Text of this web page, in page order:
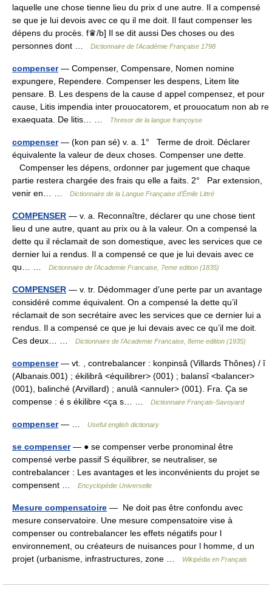
laquelle une chose tienne lieu du prix d une autre. Il a compensé
se que je lui devois avec ce qu il me doit. Il faut compenser les
dépens du procès. f♛/b] Il se dit aussi Des choses ou des
personnes dont …
Dictionnaire de l'Académie Française 1798
compenser— Compenser, Compensare, Nomen nomine
expungere, Rependere. Compenser les despens, Litem lite
pensare. B. Les despens de la cause d appel compensez, et pour
cause, Litis impendia inter prouocatorem, et prouocatum non ab re
exaequata. De litis… …
Thresor de la langue françoyse
compenser— (kon pan sé) v. a. 1° Terme de droit. Déclarer
équivalente la valeur de deux choses. Compenser une dette.
Compenser les dépens, ordonner par jugement que chaque
partie restera chargée des frais qu elle a faits. 2° Par extension,
venir en… …
Dictionnaire de la Langue Française d'Émile Littré
COMPENSER — v. a. Reconnaître, déclarer qu une chose tient
lieu d une autre, quant au prix ou à la valeur. On a compensé la
dette qu il réclamait de son domestique, avec les services que ce
dernier lui a rendus. Il a compensé ce que je lui devais avec ce
qu… …
Dictionnaire de l'Academie Francaise, 7eme edition (1835)
COMPENSER — v. tr. Dédommager d’une perte par un avantage
considéré comme équivalent. On a compensé la dette qu’il
réclamait de son secrétaire avec les services que ce dernier lui a
rendus. Il a compensé ce que je lui devais avec ce qu’il me doit.
Ces deux… …
Dictionnaire de l'Academie Francaise, 8eme edition (1935)
compenser— vt. , contrebalancer : konpinsâ (Villards Thônes) / î
(Albanais.001) ; ékilibrâ <équilibrer> (001) ; balansî <balancer>
(001), balinché (Arvillard) ; anulâ <annuler> (001). Fra. Ça se
compense : é s ékilibre <ça s… …
Dictionnaire Français-Savoyard
compenser— … Useful english dictionary
se compenser— ● se compenser verbe pronominal être
compensé verbe passif S équilibrer, se neutraliser, se
contrebalancer : Les avantages et les inconvénients du projet se
compensent …
Encyclopédie Universelle
Mesure compensatoire — Ne doit pas être confondu avec
mesure conservatoire. Une mesure compensatoire vise à
compenser ou contrebalancer les effets négatifs pour l
environnement, ou créateurs de nuisances pour l homme, d un
projet (urbanisme, infrastructures, zone …
Wikipédia en Français